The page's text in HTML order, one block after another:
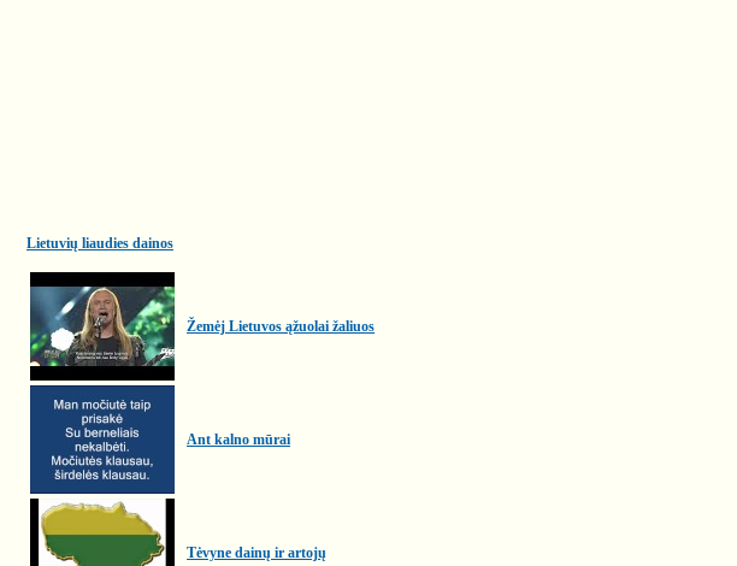
Lietuvių liaudies dainos
Žemėj Lietuvos ąžuolai žaliuos
Ant kalno mūrai
Tėvyne dainų ir artojų